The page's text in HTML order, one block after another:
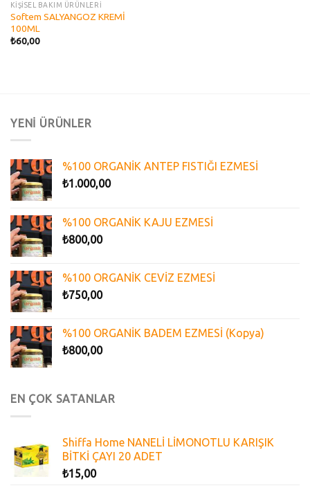
KİŞİSEL BAKIM ÜRÜNLERİ
Softem SALYANGOZ KREMİ
100ML
₺60,00
YENİ ÜRÜNLER
%100 ORGANİK ANTEP FISTIĞI EZMESİ
₺1.000,00
%100 ORGANİK KAJU EZMESİ
₺800,00
%100 ORGANİK CEVİZ EZMESİ
₺750,00
%100 ORGANİK BADEM EZMESİ (Kopya)
₺800,00
EN ÇOK SATANLAR
Shiffa Home NANELİ LİMONOTLU KARIŞIK
BİTKİ ÇAYI 20 ADET
₺15,00